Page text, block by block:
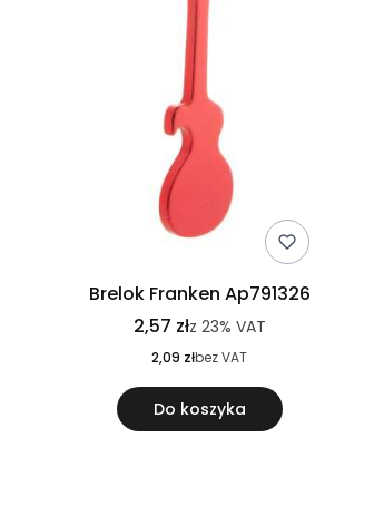
Brelok Franken Ap791326
2,57 złz 23% VAT
2,09 złbez VAT
Do koszyka